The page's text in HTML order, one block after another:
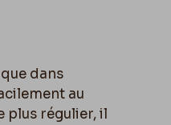
dans
au
plus régulier, il